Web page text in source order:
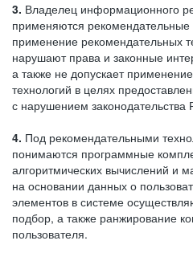
3. Владелец информационного
применяются рекомендательные
применение рекомендательных
нарушают права и законные
а также не допускает
технологий в целях
с нарушением законодательства
4. Под рекомендательными
понимаются программные
алгоритмических вычислений и
на основании данных о
элементов в системе
подбор, а также ранжирование
пользователя.